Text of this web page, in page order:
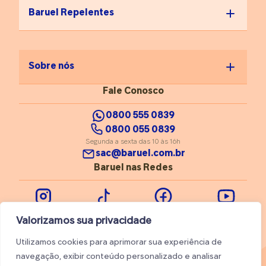
Valorizamos sua privacidade
Utilizamos cookies para aprimorar sua experiência de
navegação, exibir conteúdo personalizado e analisar
boa hidratação ajuda a
destaca a especialista em
suor muito intenso, mesmo
um dermatologista pode
específicos, como
aplicação de toxina
botulínica. “Mas, na
maioria das vezes,
constância e atenção na
fazem toda a diferença”,
Baruel Repelentes
Sobre nós
Fale Conosco
0800 555 0839
0800 055 0839
Segunda a sexta das 10 às 16h
sac@baruel.com.br
Baruel nas Redes